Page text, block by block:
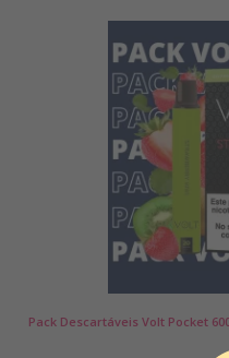
Pack Descartáveis Volt Pocket